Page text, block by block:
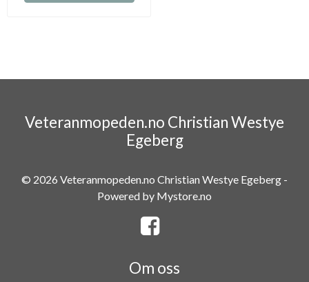
Veteranmopeden.no Christian Westye
Egeberg
© 2026 Veteranmopeden.no Christian Westye Egeberg -
Powered by Mystore.no
Om oss